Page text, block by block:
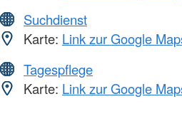
Suchdienst
Karte: Link zur Google
Tagespflege
Karte: Link zur Google